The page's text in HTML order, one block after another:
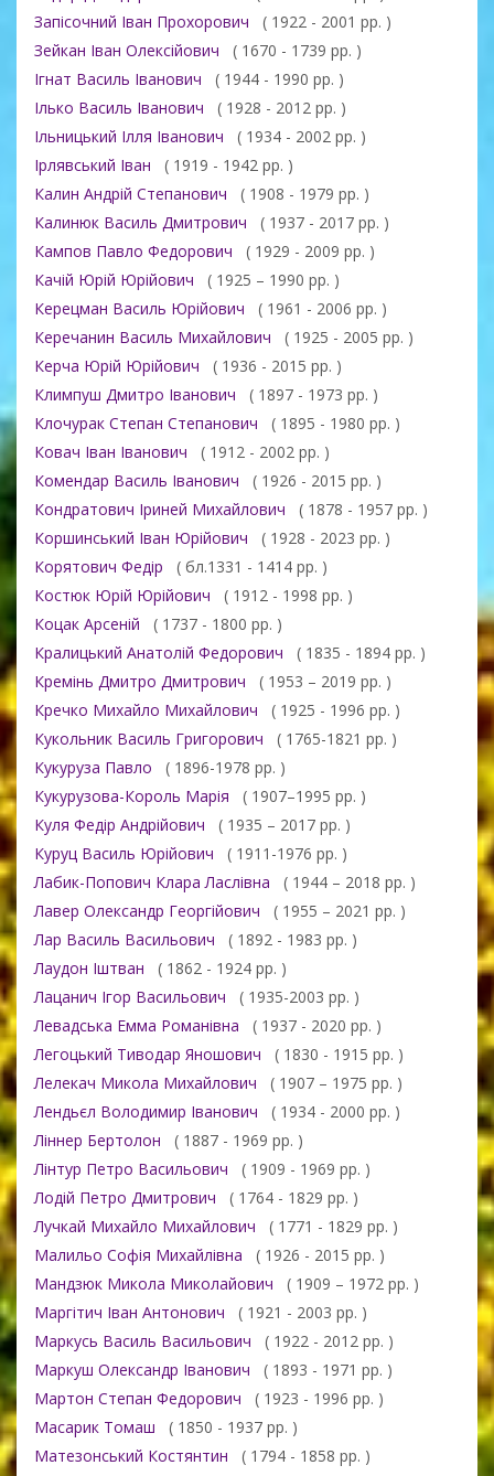
Запісочний Іван Прохорович ( 1922 - 2001 рр. )
Зейкан Іван Олексійович ( 1670 - 1739 рр. )
Ігнат Василь Іванович ( 1944 - 1990 рр. )
Ілько Василь Іванович ( 1928 - 2012 рр. )
Ільницький Ілля Іванович ( 1934 - 2002 рр. )
Ірлявський Іван
( 1919 - 1942 рр. )
Калин Андрій Степанович ( 1908 - 1979 рр. )
Калинюк Василь Дмитрович ( 1937 - 2017 рр. )
Кампов Павло Федорович ( 1929 - 2009 рр. )
Качій Юрій Юрійович ( 1925 – 1990 рр. )
Керецман Василь Юрійович ( 1961 - 2006 рр. )
Керечанин Василь Михайлович ( 1925 - 2005 рр. )
Керча Юрій Юрійович ( 1936 - 2015 рр. )
Климпуш Дмитро Іванович ( 1897 - 1973 рр. )
Клочурак Степан Степанович ( 1895 - 1980 рр. )
Ковач Іван Іванович ( 1912 - 2002 рр. )
Комендар Василь Іванович ( 1926 - 2015 рр. )
Кондратович Іриней Михайлович ( 1878 - 1957 рр. )
Коршинський Іван Юрійович ( 1928 - 2023 рр. )
Корятович Федір
( бл.1331 - 1414 рр. )
Костюк Юрій Юрійович ( 1912 - 1998 рр. )
Коцак Арсеній
( 1737 - 1800 рр. )
Кралицький Анатолій Федорович ( 1835 - 1894 рр. )
Кремінь Дмитро Дмитрович ( 1953 – 2019 рр. )
Кречко Михайло Михайлович ( 1925 - 1996 рр. )
Кукольник Василь Григорович ( 1765-1821 рр. )
Кукуруза Павло
( 1896-1978 рр. )
Кукурузова-Король Марія
( 1907–1995 рр. )
Куля Федір Андрійович ( 1935 – 2017 рр. )
Куруц Василь Юрійович ( 1911-1976 рр. )
Лабик-Попович Клара Ласлівна ( 1944 – 2018 рр. )
Лавер Олександр Георгійович
( 1955 – 2021 рр. )
Лар Василь Васильович ( 1892 - 1983 рр. )
Лаудон Іштван
( 1862 - 1924 рр. )
Лацанич Ігор Васильович ( 1935-2003 рр. )
Левадська Емма Романівна ( 1937 - 2020 рр. )
Легоцький Тиводар Яношович ( 1830 - 1915 рр. )
Лелекач Микола Михайлович ( 1907 – 1975 рр. )
Лендьєл Володимир Іванович ( 1934 - 2000 рр. )
Ліннер Бертолон
( 1887 - 1969 рр. )
Лінтур Петро Васильович ( 1909 - 1969 рр. )
Лодій Петро Дмитрович ( 1764 - 1829 рр. )
Лучкай Михайло Михайлович ( 1771 - 1829 рр. )
Малильо Софія Михайлівна ( 1926 - 2015 рр. )
Мандзюк Микола Миколайович ( 1909 – 1972 рр. )
Маргітич Іван Антонович ( 1921 - 2003 рр. )
Маркусь Василь Васильович ( 1922 - 2012 рр. )
Маркуш Олександр Іванович ( 1893 - 1971 рр. )
Мартон Степан Федорович ( 1923 - 1996 рр. )
Масарик Томаш
( 1850 - 1937 рр. )
Матезонський Костянтин
( 1794 - 1858 рр. )